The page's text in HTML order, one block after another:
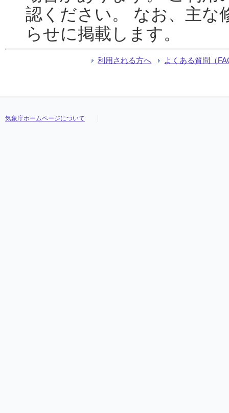
認ください。 なお、主な
らせに掲載します。
利用される方へ よくある質問（
気象庁ホームページについて